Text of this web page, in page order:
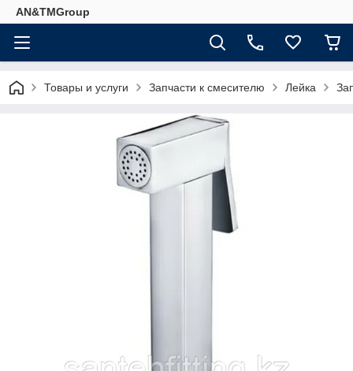
AN&TMGroup
Товары и услуги Запчасти к смесителю Лейка